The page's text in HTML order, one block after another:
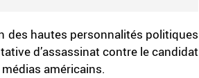
des hautes personnalités politiques
d’assassinat contre le candidat
américains.